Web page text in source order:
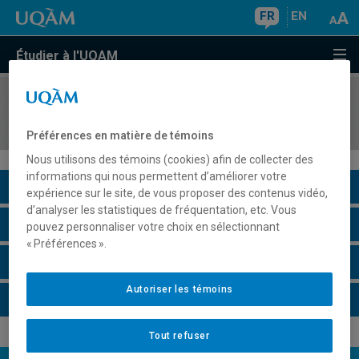
FR EN
Étudier à l'UQAM
COURS//
Description du cours
Horaire - Été 2026
Préférences en matière de témoins
Nous utilisons des témoins (cookies) afin de collecter des
informations qui nous permettent d’améliorer votre
expérience sur le site, de vous proposer des contenus vidéo,
d’analyser les statistiques de fréquentation, etc. Vous
pouvez personnaliser votre choix en sélectionnant
« Préférences ».
Tout refuser
Autoriser les témoins